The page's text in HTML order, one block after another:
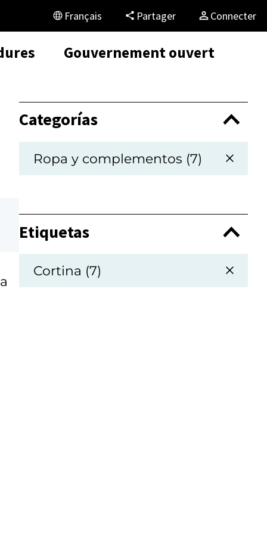
Français Partager Connecter
Gouvernement ouvert
Categorías
Ropa y complementos (7)
Etiquetas
Cortina (7)